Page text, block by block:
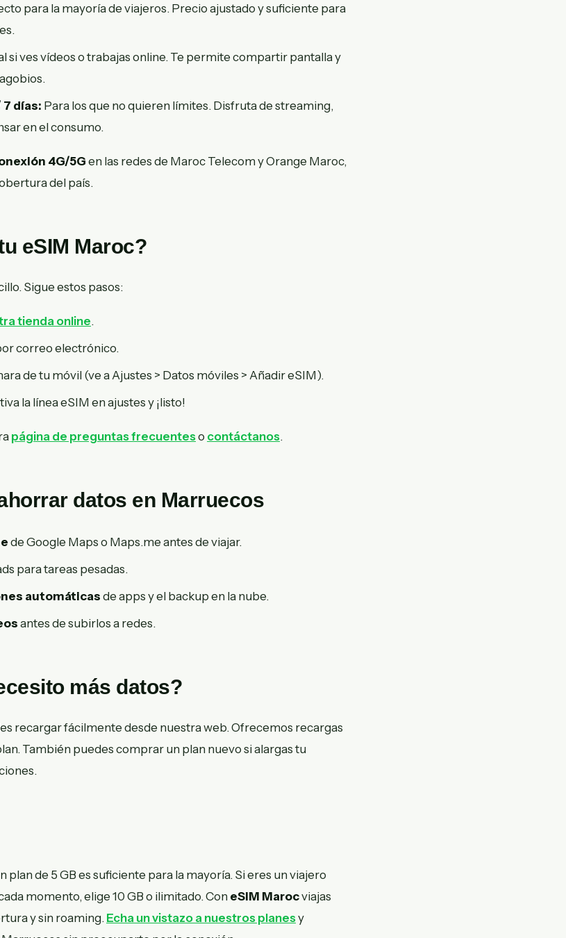
para la mayoría de viajeros. Precio ajustado y suficiente para
si ves vídeos o trabajas online. Te permite compartir pantalla y
días: Para los que no quieren límites. Disfruta de streaming,
en el consumo.
4G/5G en las redes de Maroc Telecom y Orange Maroc,
del país.
eSIM Maroc?
Sigue estos pasos:
tienda online.
correo electrónico.
de tu móvil (ve a Ajustes > Datos móviles > Añadir eSIM).
la línea eSIM en ajustes y ¡listo!
página de preguntas frecuenteso contáctanos.
datos en Marruecos
de Google Maps o Maps.me antes de viajar.
para tareas pesadas.
automáticas de apps y el backup en la nube.
antes de subirlos a redes.
más datos?
recargar fácilmente desde nuestra web. Ofrecemos recargas
También puedes comprar un plan nuevo si alargas tu
plan de 5 GB es suficiente para la mayoría. Si eres un viajero
momento, elige 10 GB o ilimitado. Con eSIM Marocviajas
y sin roaming. Echa un vistazo a nuestros planesy